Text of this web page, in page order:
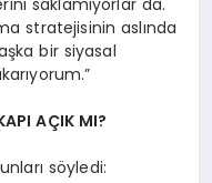
stratejisinin aslında
bir siyasal
AÇIK MI?
söyledi: